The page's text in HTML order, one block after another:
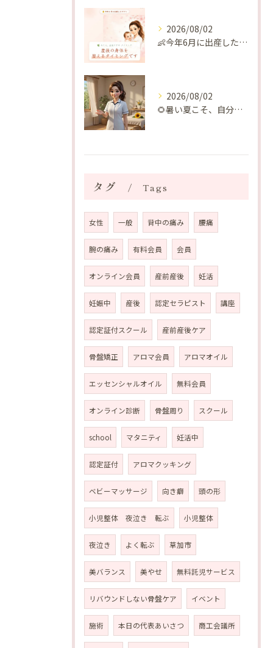
2026/08/02
👶今年6月に出産したママへ♡
2026/08/02
🌻暑い夏こそ、自分の身体を整える時間を♡
タグ Tags
女性 一般 背中の痛み 腰痛
腕の痛み 有料会員 会員
オンライン会員 産前産後 妊活
妊娠中 産後 認定セラピスト 講座
認定証付スクール 産前産後ケア
骨盤矯正 アロマ会員 アロマオイル
エッセンシャルオイル 無料会員
オンライン診断 骨盤周り スクール
school マタニティ 妊活中
認定証付 アロマクッキング
ベビーマッサージ 向き癖 頭の形
小児整体 夜泣き 転ぶ 小児整体
夜泣き よく転ぶ 草加市
美バランス 美やせ 無料託児サービス
リバウンドしない骨盤ケア イベント
施術 本日の代表あいさつ 商工会議所